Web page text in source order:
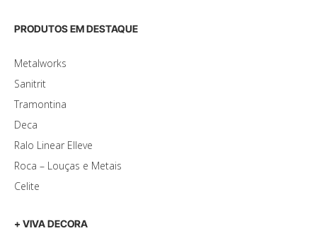
PRODUTOS EM DESTAQUE
Metalworks
Sanitrit
Tramontina
Deca
Ralo Linear Elleve
Roca – Louças e Metais
Celite
+ VIVA DECORA